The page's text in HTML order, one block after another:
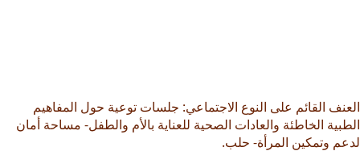
العنف القائم على النوع الاجتماعي: جلسات توعية حول المفاهيم
الطبية الخاطئة والعادات الصحية للعناية بالأم والطفل- مساحة أمان
لدعم وتمكين المرأة- حلب.